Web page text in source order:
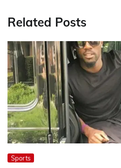
Related Posts
Sports